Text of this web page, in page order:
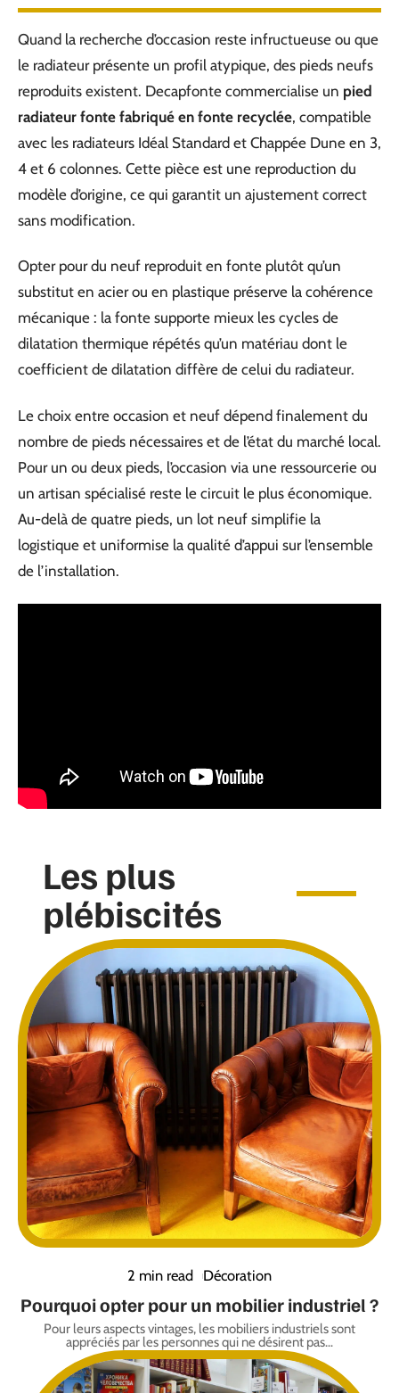
Quand la recherche d’occasion reste infructueuse ou que
le radiateur présente un profil atypique, des pieds neufs
reproduits existent. Decapfonte commercialise un pied
radiateur fonte fabriqué en fonte recyclée, compatible
avec les radiateurs Idéal Standard et Chappée Dune en 3,
4 et 6 colonnes. Cette pièce est une reproduction du
modèle d’origine, ce qui garantit un ajustement correct
sans modification.
Opter pour du neuf reproduit en fonte plutôt qu’un
substitut en acier ou en plastique préserve la cohérence
mécanique : la fonte supporte mieux les cycles de
dilatation thermique répétés qu’un matériau dont le
coefficient de dilatation diffère de celui du radiateur.
Le choix entre occasion et neuf dépend finalement du
nombre de pieds nécessaires et de l’état du marché local.
Pour un ou deux pieds, l’occasion via une ressourcerie ou
un artisan spécialisé reste le circuit le plus économique.
Au-delà de quatre pieds, un lot neuf simplifie la
logistique et uniformise la qualité d’appui sur l’ensemble
de l’installation.
Les plus
plébiscités
2 min read Décoration
Pourquoi opter pour un mobilier industriel ?
Pour leurs aspects vintages, les mobiliers industriels sont
appréciés par les personnes qui ne désirent pas…